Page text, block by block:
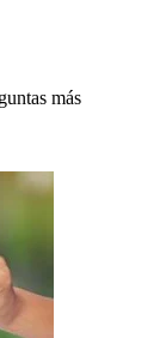
más